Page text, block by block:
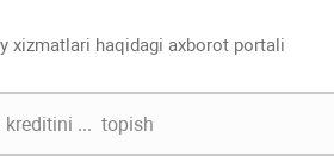
xizmatlari haqidagi axborot portali